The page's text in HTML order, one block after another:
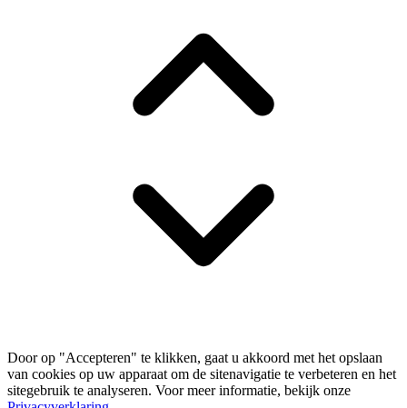
Door op "Accepteren" te klikken, gaat u akkoord met het opslaan
van cookies op uw apparaat om de sitenavigatie te verbeteren en het
sitegebruik te analyseren. Voor meer informatie, bekijk onze